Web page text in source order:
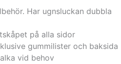
Har ugnsluckan dubbla
på alla sidor
gummilister och baksida
vid behov